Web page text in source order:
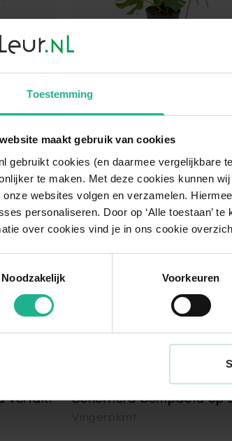
Toestemming
maakt gebruik van cookies
gebruikt cookies (en daarmee vergelijkbare
te maken. Met deze cookies kunnen
onze websites volgen en verzamelen.
personaliseren. Door op ‘Alle toestaan’
over cookies vind je in ons cookie
Noodzakelijk
Voorkeuren
Monstera deliciosa
Gatenplant
vertakt Schefflera Compacta op